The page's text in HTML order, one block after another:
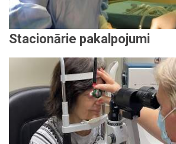
Stacionārie pakalpojumi